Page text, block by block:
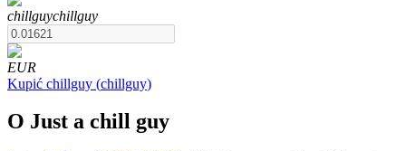
chillguychillguy
EUR
Kupić chillguy (chillguy)
O Just a chill guy